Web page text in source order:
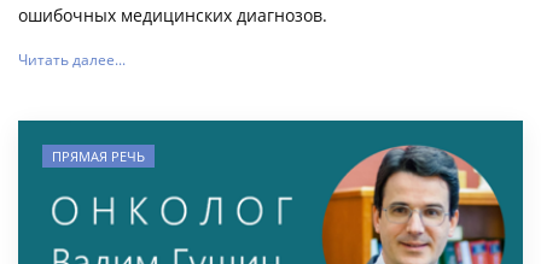
ошибочных медицинских диагнозов.
Читать далее...
ПРЯМАЯ РЕЧЬ